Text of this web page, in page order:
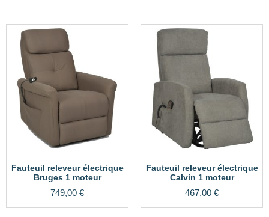
Fauteuil releveur électrique
Bruges 1 moteur
749,00 €
Fauteuil releveur électrique
Calvin 1 moteur
467,00 €